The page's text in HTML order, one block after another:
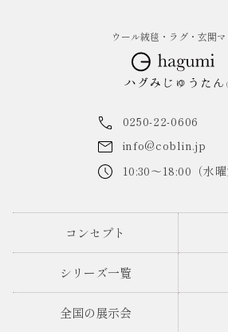
ウール絨毯・ラグ・玄関マ
0250-22-0606
info@coblin.jp
10:30～18:00（水曜
コンセプト
シリーズ一覧
全国の展示会